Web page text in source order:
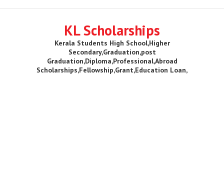
KL Scholarships
Kerala Students High School,Higher
Secondary,Graduation,post
Graduation,Diploma,Professional,Abroad
Scholarships,Fellowship,Grant,Education Loan,